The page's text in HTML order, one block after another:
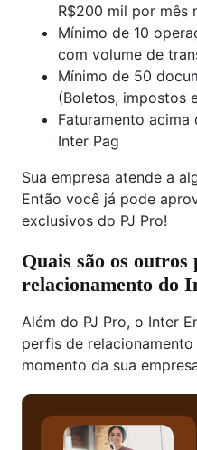
R$200 mil por mês
Mínimo de 10
com volume de
Mínimo de 50
(Boletos, impostos
Faturamento acima
Inter Pag
Sua empresa atende a
Então você já pode
exclusivos do PJ Pro!
Quais são os outros
relacionamento do
Além do PJ Pro, o Inter
perfis de
momento da sua